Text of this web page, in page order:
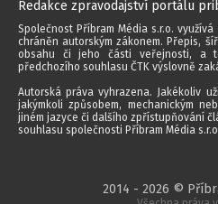
Redakce zpravodajství portálu
Společnost Příbram Média s.r.o.
chráněn autorským zákonem. Přepis,
obsahu či jeho části veřejnosti, a
předchozího souhlasu ČTK výslovně
Autorská práva vyhrazena. Jakékoliv
jakýmkoli způsobem, mechanickým
jiném jazyce či dalšího zpřístupňování
souhlasu společnosti Příbram Média
2014 - 2026 ©